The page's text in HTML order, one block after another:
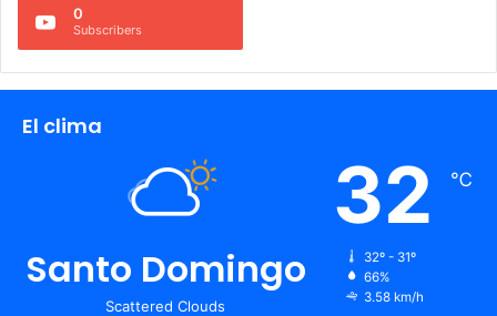
0
Subscribers
El clima
Santo Domingo
Scattered Clouds
32 ℃
32º - 31º
66%
3.58 km/h